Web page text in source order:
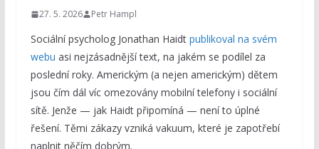
27. 5. 2026 Petr Hampl
Sociální psycholog Jonathan Haidt publikoval na svém
webu asi nejzásadnější text, na jakém se podílel za
poslední roky. Americkým (a nejen americkým) dětem
jsou čím dál víc omezovány mobilní telefony i sociální
sítě. Jenže — jak Haidt připomíná — není to úplné
řešení. Těmi zákazy vzniká vakuum, které je zapotřebí
naplnit něčím dobrým.